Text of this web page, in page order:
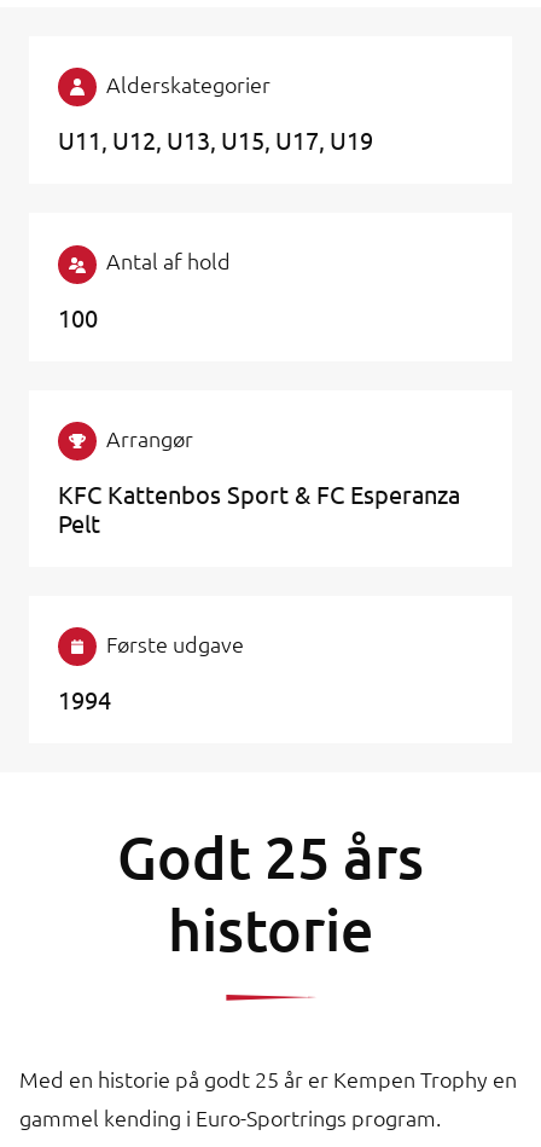
Alderskategorier
U11 U12 U13 U15 U17 U19
Antal af hold
100
Arrangør
KFC Kattenbos Sport & FC Esperanza
Pelt
Første udgave
1994
Godt 25 års
historie
Med en historie på godt 25 år er Kempen Trophy en
gammel kending i Euro-Sportrings program.